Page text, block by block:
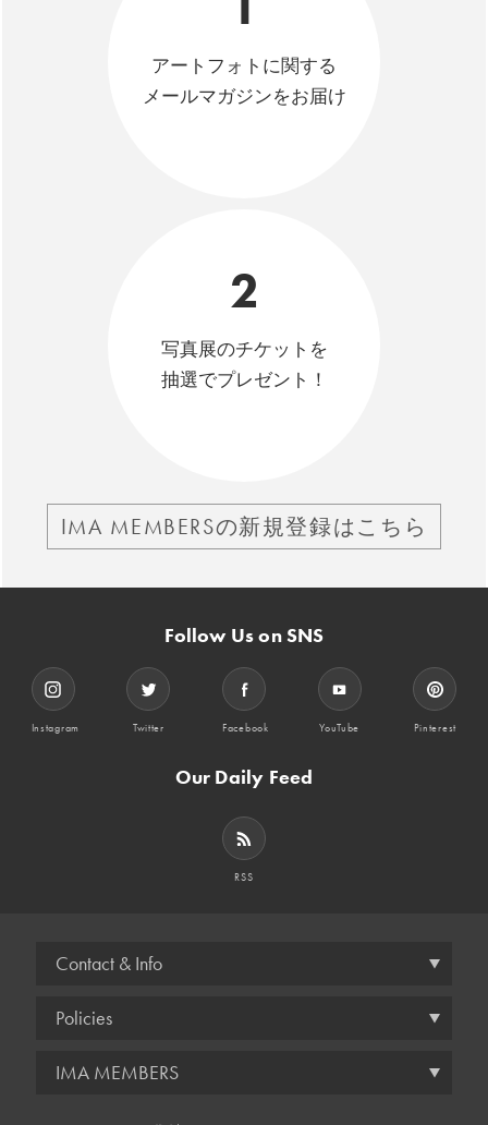
アートフォトに関する
メールマガジンをお届け
2
写真展のチケットを
抽選でプレゼント！
IMA MEMBERSの新規登録はこちら
Follow Us on SNS
Instagram Twitter Facebook YouTube Pinterest
Our Daily Feed
RSS
Contact & Info
Policies
IMA MEMBERS